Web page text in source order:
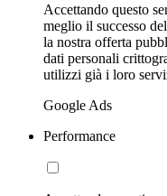
Accettando questo
meglio il successo
la nostra offerta
dati personali
utilizzi già i loro
Google Ads
Performance